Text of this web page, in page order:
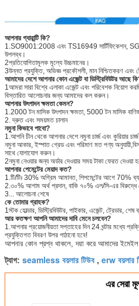
আপনার গ্যারান্টি কি?
1.SO9001:2008 এবং TS16949 সার্টিফিকেশন,
উপলব্ধ।
2প্রতিযোগিতামূলক মূল্যে উচ্চমানের।
3উন্নত প্রযুক্তি, অভিজ্ঞ প্রকৌশলী, মান নিশ্চিতকরণ
আমাদের দেশে আপনার কোন এজেন্ট বা ডিস্ট্রিবিউটর আছে
1আমরা সারা বিশ্বে এলাকা এজেন্ট এবং পরিবেশক নিয়োগ
বিস্তারিত আলোচনার জন্য আমাদের কল করুন।
আপনার উৎপাদন ক্ষমতা কেমন?
1.2000 টন মাসিক উৎপাদন ক্ষমতা, 5000 টন মাসিক
2. দ্রুত এবং সময়মত চালান
নমুনা কিভাবে পাবো?
1.আপনি চীন থেকে আপনার দেশে নমুনা চার্জ এবং কুরিয়ার
নমুনা আকার, ইস্পাত গ্রেড এবং পরিমাণ মত পণ্য
সাথে যোগাযোগ করুন।
2নমুনা নেওয়ার জন্য অর্ডার দেওয়ার সময় টাকা ফেরত দেওয়া
আপনার পেমেন্টের মেয়াদ কত?
1.টি/টিঃ 30% অগ্রিম আমানত, শিপমেন্টের আগে 70%
2.৩০% আগাম অর্থ প্রদান, বাকি ৭০% এল/সি-এর বিরুদ্ধে
3... আলোচনা শেষে
কে তোমার গ্রাহক?
1স্টক হোল্ডার, ডিস্ট্রিবিউটর, পাইকার, এজেন্ট, ট্রেডার, শেষ
আর কতক্ষণ আপনি আমাদের দাবি মেনে চলবেন?
1.আপনার প্রয়োজনীয়তা সপ্তাহের দিন 24 ঘন্টার মধ্যে
প্রযুক্তিগত বিবরণ উপর পাঠানো হবে!
আপনার কোন প্রশ্ন থাকলে, দয়া করে আমাদের
ট্যাগ: seamless বয়লার টিউব , erw বয়লার
এর সেরা